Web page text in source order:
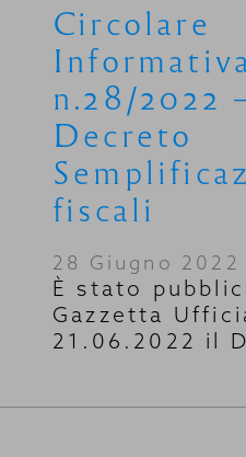
Circolare
n.28/2022
Decreto
fiscali
28 Giugno 2022
È stato
Gazzetta
21.06.2022 il